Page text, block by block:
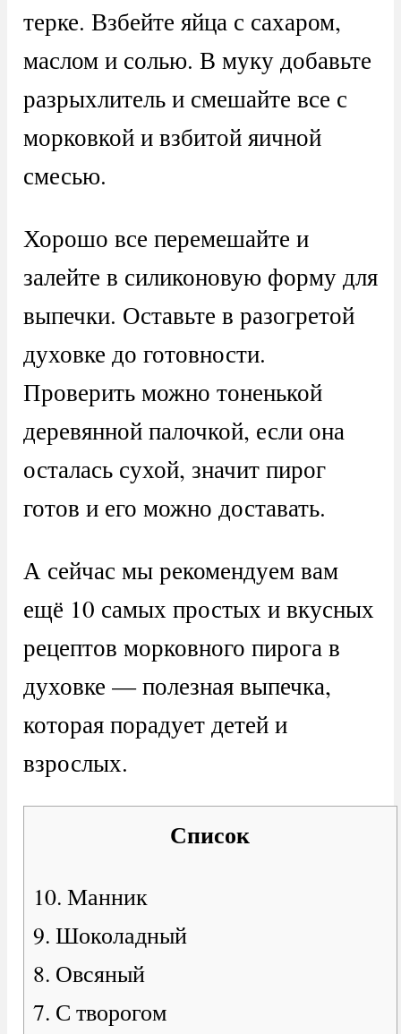
терке. Взбейте яйца с сахаром,
маслом и солью. В муку добавьте
разрыхлитель и смешайте все с
морковкой и взбитой яичной
смесью.
Хорошо все перемешайте и
залейте в силиконовую форму для
выпечки. Оставьте в разогретой
духовке до готовности.
Проверить можно тоненькой
деревянной палочкой, если она
осталась сухой, значит пирог
готов и его можно доставать.
А сейчас мы рекомендуем вам
ещё 10 самых простых и вкусных
рецептов морковного пирога в
духовке — полезная выпечка,
которая порадует детей и
взрослых.
Список
10. Манник
9. Шоколадный
8. Овсяный
7. С творогом